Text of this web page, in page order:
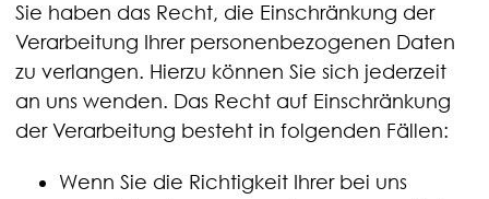
Sie haben das Recht, die Einschränkung der
Verarbeitung Ihrer personenbezogenen Daten
zu verlangen. Hierzu können Sie sich jederzeit
an uns wenden. Das Recht auf Einschränkung
der Verarbeitung besteht in folgenden Fällen:
Wenn Sie die Richtigkeit Ihrer bei uns